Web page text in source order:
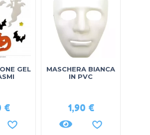
GEL
€
MASCHERA BIANCA
IN PVC
1,90 €